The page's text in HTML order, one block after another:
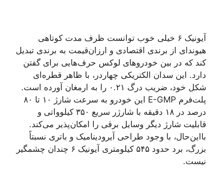
آیونیک ۶ خیلی خوب توانست ظرف مدت کوتاهی
هیوندای از برندی اقتصادی و ارزان‌قیمت به برندی تبدیل
کند که در بین خودروهای لوکس حرف‌هایی برای گفتن
دارد. این سدان الکتریکی چهاردر، با ظاهر قطره‌ای
شکل خود، ضریب درگ ۰.۲۱ را به ارمغان آورده است.
پلت‌فرم E-GMP این خودرو به سرعت شارژ ۱۰ تا ۸۰
درصد در ۱۸ دقیقه با شارژر سریع ۳۵۰ کیلوواتی و
قابلیت شارژ دیگر وسایل برقی را امکان‌پذیر می‌کند.
بااین‌حال، با وجود طراحی آیرودینامیک و باتری نسبتاً
بزرگ، برد حدود ۵۴۵ کیلومتری آیونیک ۶ چندان چشمگیر
نیست.